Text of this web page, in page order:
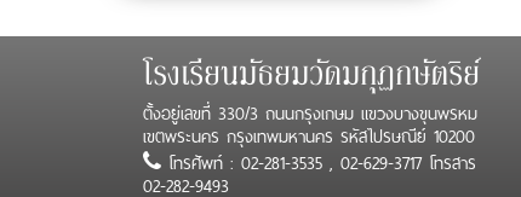
โรงเรียนมัธยมวัดมกุฏกษัตริย์
ตั้งอยู่เลขที่ 330/3 ถนนกรุงเกษม แขวงบางขุนพรหม
เขตพระนคร กรุงเทพมหานคร รหัสไปรษณีย์ 10200
โทรศัพท์ : 02-281-3535 , 02-629-3717 โทรสาร
02-282-9493